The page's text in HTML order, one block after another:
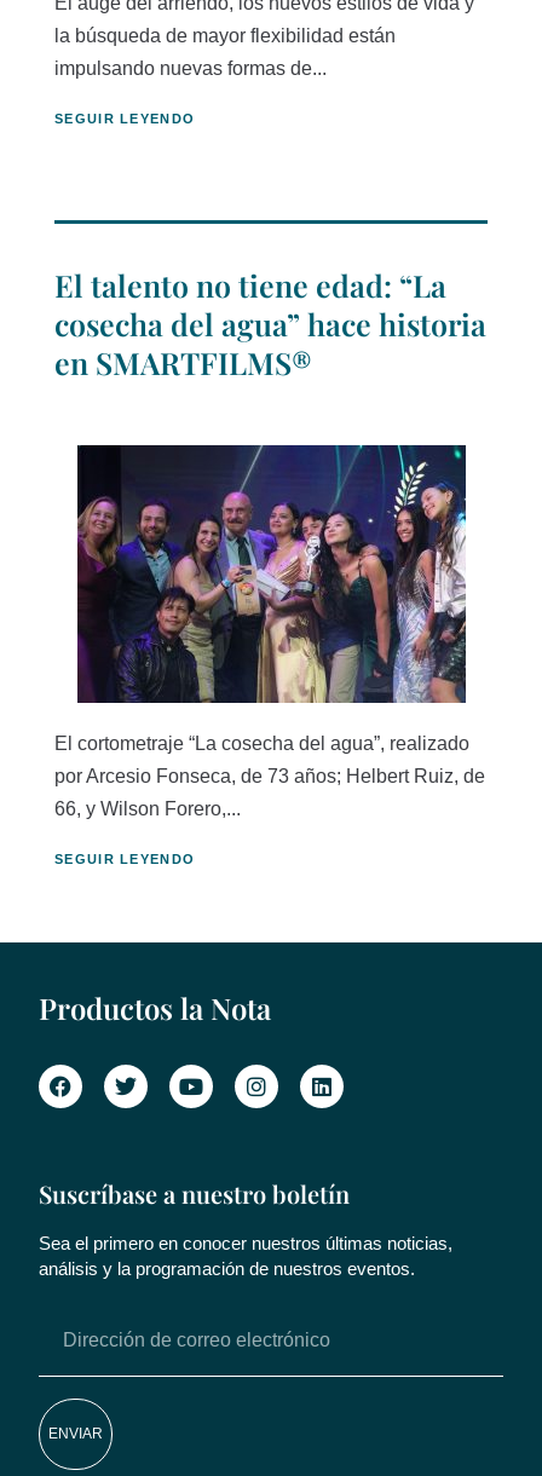
la búsqueda de mayor flexibilidad están
impulsando nuevas formas de...
SEGUIR LEYENDO
El talento no tiene edad: “La
cosecha del agua” hace historia
en SMARTFILMS®
El cortometraje “La cosecha del agua”, realizado
por Arcesio Fonseca, de 73 años; Helbert Ruiz, de
66, y Wilson Forero,...
SEGUIR LEYENDO
Productos la Nota
Suscríbase a nuestro boletín
Sea el primero en conocer nuestros últimas noticias,
análisis y la programación de nuestros eventos.
ENVIAR